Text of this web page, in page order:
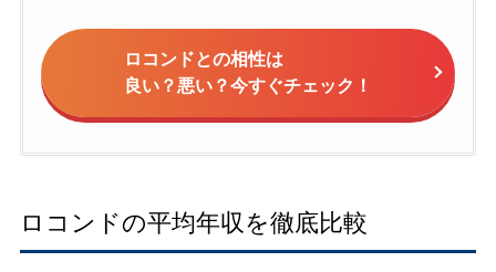
ロコンドとの相性は
良い？悪い？今すぐチェック！
ロコンドの平均年収を徹底比較